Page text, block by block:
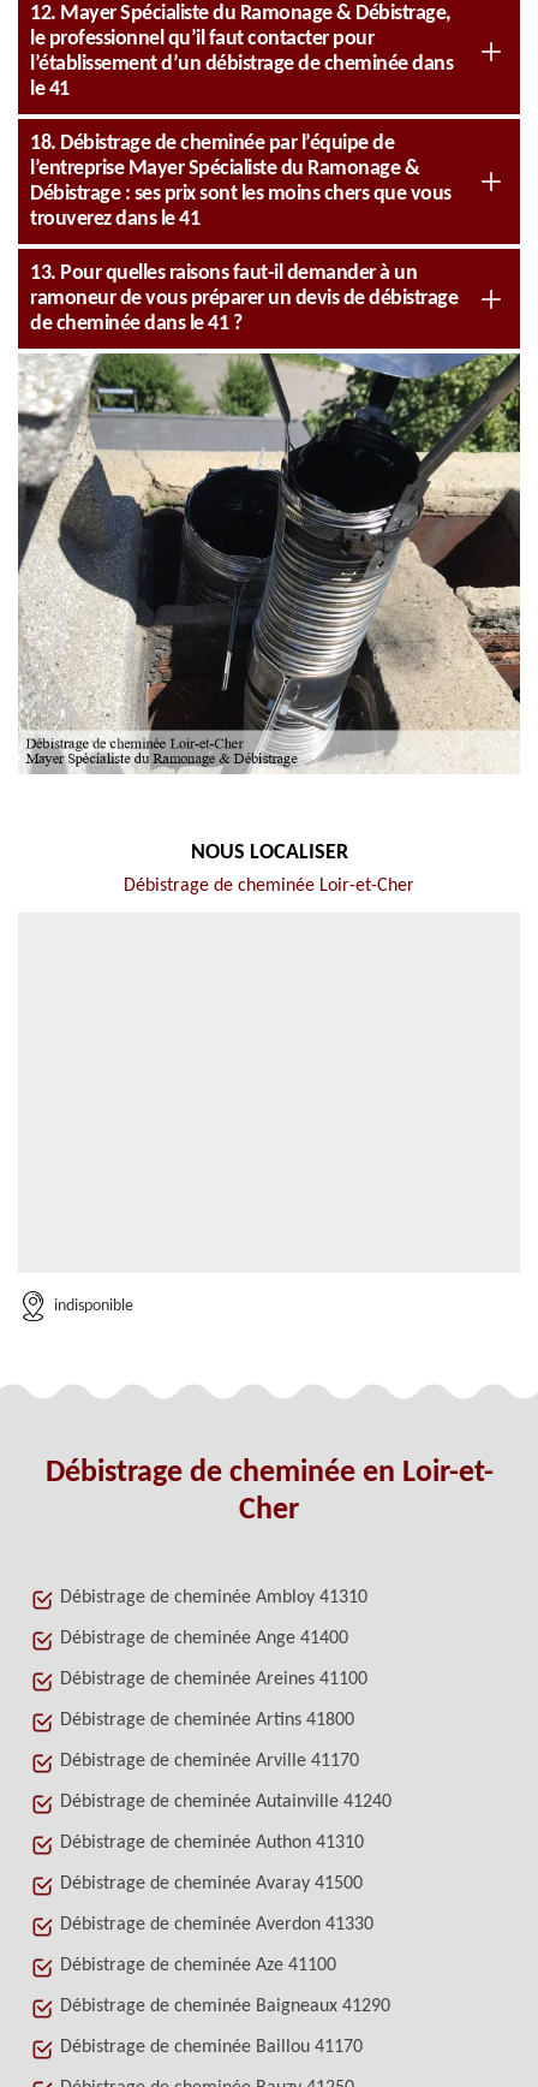
12. Mayer Spécialiste du Ramonage & Débistrage,
le professionnel qu’il faut contacter pour
l’établissement d’un débistrage de cheminée dans
le 41
18. Débistrage de cheminée par l’équipe de
l’entreprise Mayer Spécialiste du Ramonage &
Débistrage : ses prix sont les moins chers que vous
trouverez dans le 41
13. Pour quelles raisons faut-il demander à un
ramoneur de vous préparer un devis de débistrage
de cheminée dans le 41 ?
NOUS LOCALISER
Débistrage de cheminée Loir-et-Cher
indisponible
Débistrage de cheminée en Loir-et-
Cher
Débistrage de cheminée Ambloy 41310
Débistrage de cheminée Ange 41400
Débistrage de cheminée Areines 41100
Débistrage de cheminée Artins 41800
Débistrage de cheminée Arville 41170
Débistrage de cheminée Autainville 41240
Débistrage de cheminée Authon 41310
Débistrage de cheminée Avaray 41500
Débistrage de cheminée Averdon 41330
Débistrage de cheminée Aze 41100
Débistrage de cheminée Baigneaux 41290
Débistrage de cheminée Baillou 41170